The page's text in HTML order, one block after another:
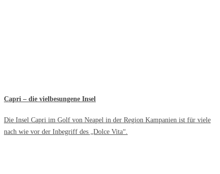
Capri – die vielbesungene Insel
Die Insel Capri im Golf von Neapel in der Region Kampanien ist für viele
nach wie vor der Inbegriff des „Dolce Vita“.